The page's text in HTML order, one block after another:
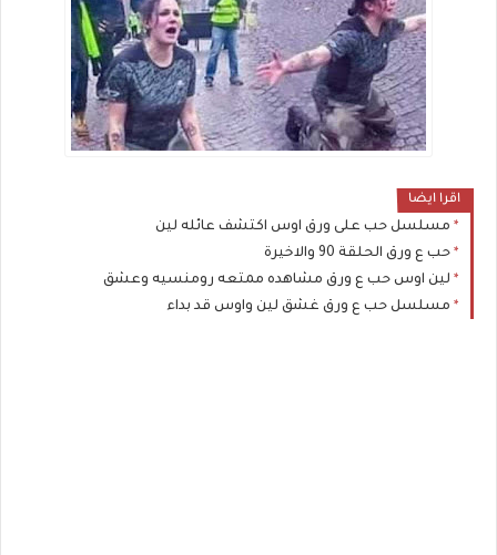
اقرا ايضا
مسلسل حب على ورق اوس اكتشف عائله لين
حب ع ورق الحلقة 90 والاخيرة
لين اوس حب ع ورق مشاهده ممتعه رومنسيه وعشق
مسلسل حب ع ورق غشق لين واوس قد بداء